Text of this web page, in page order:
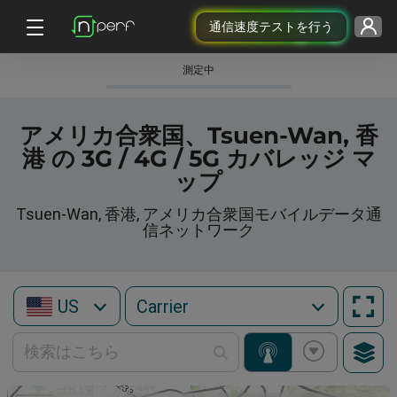
通信速度テストを行う
測定中
アメリカ合衆国、Tsuen-Wan, 香
港 の 3G / 4G / 5G カバレッジ マ
ップ
Tsuen-Wan, 香港, アメリカ合衆国モバイルデータ通
信ネットワーク
US